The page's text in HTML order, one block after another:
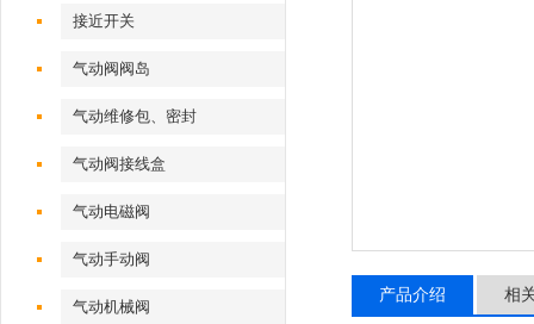
接近开关
气动阀阀岛
气动维修包、密封
气动阀接线盒
气动电磁阀
气动手动阀
气动机械阀
产品介绍 相